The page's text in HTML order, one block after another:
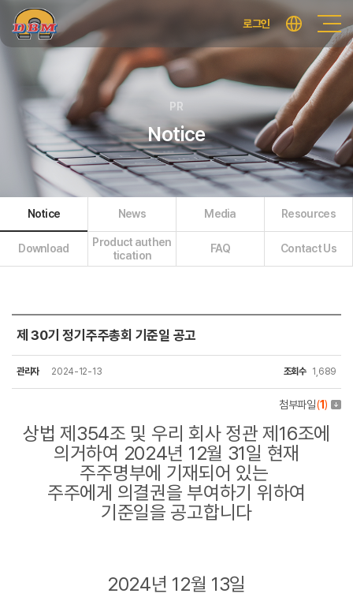
로그인
PR
Notice
Notice News Media Resources
Download
Product authen
tication
FAQ Contact Us
제 30기 정기주주총회 기준일 공고
관리자 2024-12-13 조회수 1,689
첨부파일(1)
상법 제354조 및 우리 회사 정관 제16조에
의거하여 2024년 12월 31일 현재
주주명부에 기재되어 있는
주주에게 의결권을 부여하기 위하여
기준일을 공고합니다
2024년 12월 13일